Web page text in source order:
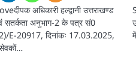
अधिकारी हल्द्वानी उत्तराखण्ड
सतर्कता अनुभाग-2 के पत्र सं0
E-20917, दिनांकः 17.03.2025,